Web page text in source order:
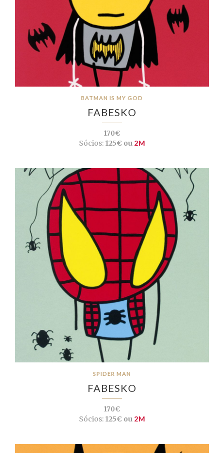
BATMAN IS MY GOD
FABESKO
170€
Sócios:125€ ou 2M
SPIDER MAN
FABESKO
170€
Sócios:125€ ou 2M